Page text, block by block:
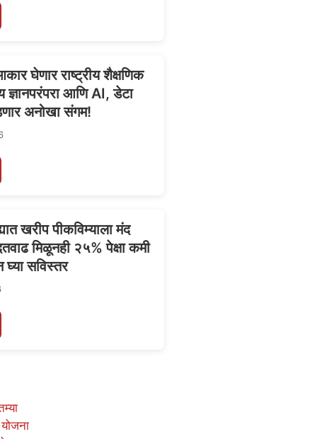
घेणार राष्ट्रीय शैक्षणिक
ज्ञानपरंपरा आणि AI, डेटा
अनोखा संगम!
खरीप पीकविम्याला मंद
मिळूनही २५% पेक्षा कमी
घ्या सविस्तर